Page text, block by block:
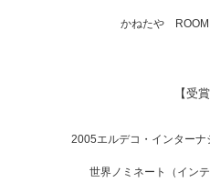
かねたや ROOM
【受
2005エルデコ・インター
世界ノミネート（イン